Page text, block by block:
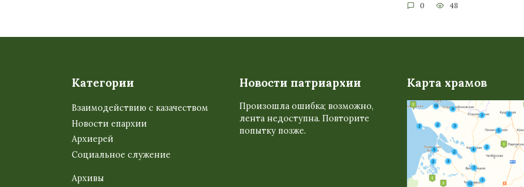
0 48
Категории
Взаимодействию с казачеством
Новости епархии
Архиерей
Социальное служение
Архивы
Новости патриархии
Произошла ошибка; возможно,
лента недоступна. Повторите
попытку позже.
Карта храмов